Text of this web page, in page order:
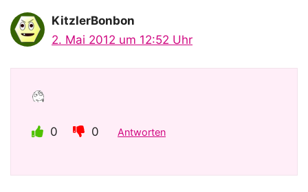
KitzlerBonbon
2. Mai 2012 um 12:52 Uhr
0 0 Antworten